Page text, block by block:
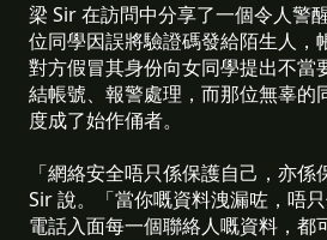
梁 Sir 在訪問中分享了一個令人警
位同學因誤將驗證碼發給陌生人，
對方假冒其身份向女同學提出不當
結帳號、報警處理，而那位無辜的
度成了始作俑者。
「網絡安全唔只係保護自己，亦
Sir 說。「當你嘅資料洩漏咗，唔
電話入面每一個聯絡人嘅資料，都